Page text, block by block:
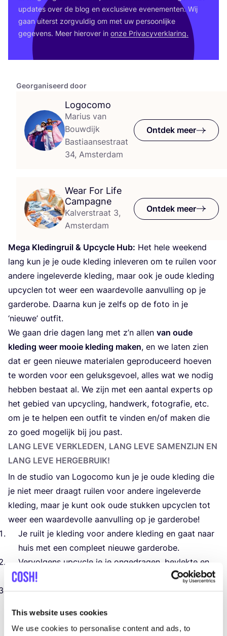
This website uses cookies
We use cookies to personalise content and ads, to
Georganiseerd door
Logocomo
Marius van
Bouwdijk
Bastiaansestraat
34, Amsterdam
Ontdek meer
Wear For Life
Campagne
Kalverstraat 3,
Amsterdam
Ontdek meer
Mega Kle­ding­ruil & Upcy­cle Hub: Het hele week­end
lang kun je je oude kle­ding inle­ve­ren om te rui­len voor
ande­re inge­le­ver­de kle­ding, maar ook je oude kle­ding
upcy­clen tot weer een waar­de­vol­le aan­vul­ling op je
gar­de­ro­be. Daar­na kun je zelfs op de foto in je
‘nieu­we’ outfit.
We gaan drie dagen lang met z’n allen van oude
kle­ding weer mooie kle­ding maken, en we laten zien
dat er geen nieu­we mate­ri­a­len gepro­du­ceerd hoe­ven
te wor­den voor een geluks­ge­voel, alles wat we nodig
heb­ben bestaat al. We zijn met een aan­tal experts op
het gebied van upcy­cling, hand­werk, foto­gra­fie, etc.
om je te hel­pen een out­fit te vin­den en/​of maken die
zo goed moge­lijk bij jou past.
LANG LEVE VER­KLE­DEN, LANG LEVE SAMEN­ZIJN EN
LANG LEVE HERGEBRUIK!
In de stu­dio van Logo­co­mo kun je je oude kle­ding die
je niet meer draagt rui­len voor ande­re inge­le­ver­de
kle­ding, maar je kunt ook oude stuk­ken upcy­clen tot
weer een waar­de­vol­le aan­vul­ling op je garderobe!
Je ruilt je kle­ding voor ande­re kle­ding en gaat naar
huis met een com­pleet nieu­we garderobe.
Ver­vol­gens upcy­cle je je onge­dra­gen, bevlek­te en
gescheur­de kle­ren en maak je ze weer heel.
Daar­naast laat je je foto­gra­fe­ren in je‘nieu­we’ out­
te zijn.
* Het is oké om geen kle­ren mee te nemen als je er
upda­tes over de blog en exclu­sie­ve eve­ne­men­ten. Wij
gaan uiterst zorg­vul­dig om met uw per­soon­lij­ke
gege­vens. Meer hier­over in onze Pri­va­cy­ver­kla­ring.